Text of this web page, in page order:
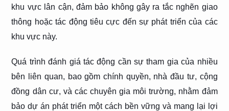
khu vực lân cận, đảm bảo không gây ra tắc nghẽn giao
thông hoặc tác động tiêu cực đến sự phát triển của các
khu vực này.
Quá trình đánh giá tác động cần sự tham gia của nhiều
bên liên quan, bao gồm chính quyền, nhà đầu tư, cộng
đồng dân cư, và các chuyên gia môi trường, nhằm đảm
bảo dự án phát triển một cách bền vững và mang lại lợi